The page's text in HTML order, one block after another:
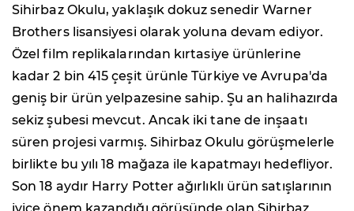
Sihirbaz Okulu, yaklaşık dokuz senedir Warner
Brothers lisansiyesi olarak yoluna devam ediyor.
Özel film replikalarından kırtasiye ürünlerine
kadar 2 bin 415 çeşit ürünle Türkiye ve Avrupa'da
geniş bir ürün yelpazesine sahip. Şu an halihazırda
sekiz şubesi mevcut. Ancak iki tane de inşaatı
süren projesi varmış. Sihirbaz Okulu görüşmelerle
birlikte bu yılı 18 mağaza ile kapatmayı hedefliyor.
Son 18 aydır Harry Potter ağırlıklı ürün satışlarının
iyice önem kazandığı görüşünde olan Sihirbaz